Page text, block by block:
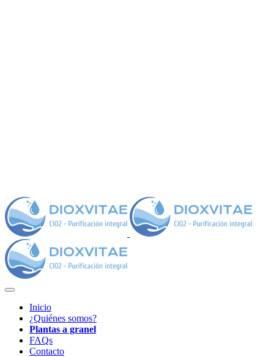
Inicio
¿Quiénes somos?
Plantas a granel
FAQs
Contacto